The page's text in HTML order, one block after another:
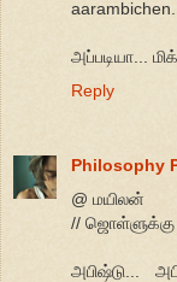
அப்படியா...
Reply
Philosophy
@ மயிலன்
//
அபிஷ்டு...